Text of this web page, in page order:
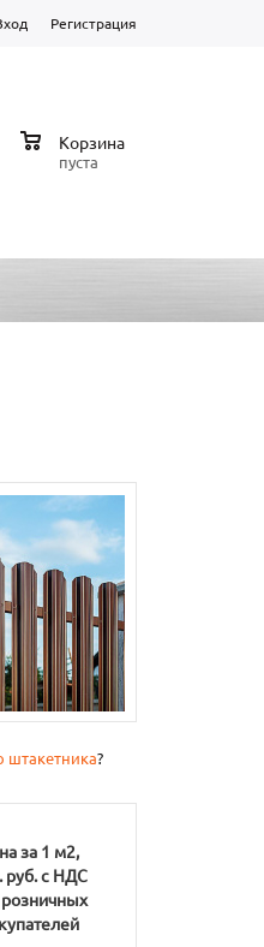
Регистрация
Корзина
пуста
штакетника?
за 1 м2,
руб. с НДС